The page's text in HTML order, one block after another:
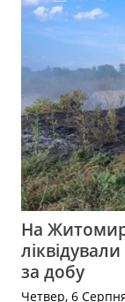
На
за добу
Четвер, 6